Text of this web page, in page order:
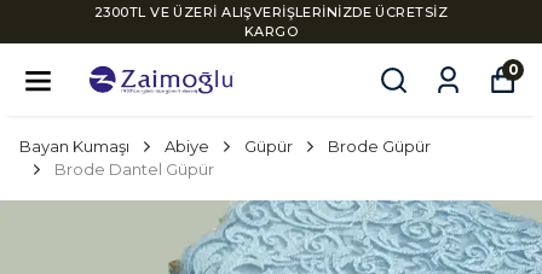
2300TL VE ÜZERİ ALIŞVERİŞLERİNİZDE ÜCRETSİZ
KARGO
0
Bayan Kumaşı Abiye Güpür
Brode Güpür
Brode Dantel Güpür